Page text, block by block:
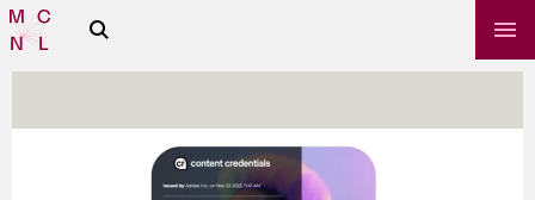
Media
Campus
Zoeken